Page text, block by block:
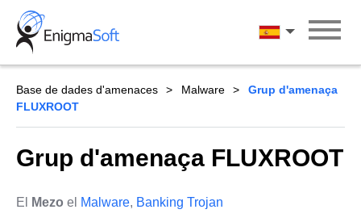
Skip
content
Català
Base de dades d'amenaces Malware
Grup d'amenaça
FLUXROOT
Grup d'amenaça FLUXROOT
El Mezo el Malware, Banking Trojan